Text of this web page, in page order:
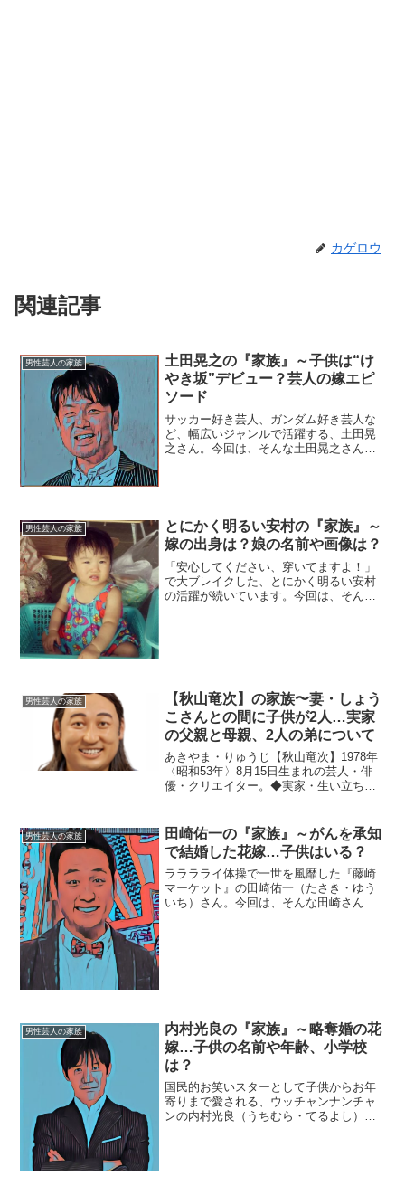
カゲロウ
関連記事
男性芸人の家族
土田晃之の『家族』～子供は“け
やき坂”デビュー？芸人の嫁エピ
ソード
サッカー好き芸人、ガンダム好き芸人な
ど、幅広いジャンルで活躍する、土田晃
之さん。今回は、そんな土田晃之さんの
男性芸人の家族
とにかく明るい安村の『家族』～
嫁の出身は？娘の名前や画像は？
「安心してください、穿いてますよ！」
で大ブレイクした、とにかく明るい安村
の活躍が続いています。今回は、そんな
男性芸人の家族
【秋山竜次】の家族〜妻・しょう
こさんとの間に子供が2人…実家
の父親と母親、2人の弟について
あきやま・りゅうじ【秋山竜次】1978年
〈昭和53年〉8月15日生まれの芸人・俳
優・クリエイター。◆実家・生い立ち秋
なキャラ”を演じて遊ぶことが多く、その
体験がのちの...
男性芸人の家族
田崎佑一の『家族』～がんを承知
で結婚した花嫁…子供はいる？
ラララライ体操で一世を風靡した『藤崎
マーケット』の田崎佑一（たさき・ゆう
いち）さん。今回は、そんな田崎さんを
男性芸人の家族
内村光良の『家族』～略奪婚の花
嫁…子供の名前や年齢、小学校
は？
国民的お笑いスターとして子供からお年
寄りまで愛される、ウッチャンナンチャ
ンの内村光良（うちむら・てるよし）さ